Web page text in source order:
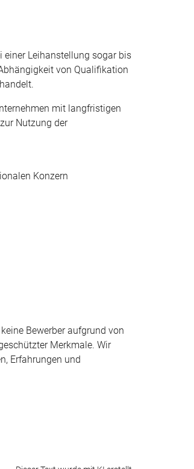
einer Leihanstellung sogar bis
von Qualifikation
mit langfristigen
Nutzung der
Konzern
Bewerber aufgrund von
Merkmale. Wir
Erfahrungen und